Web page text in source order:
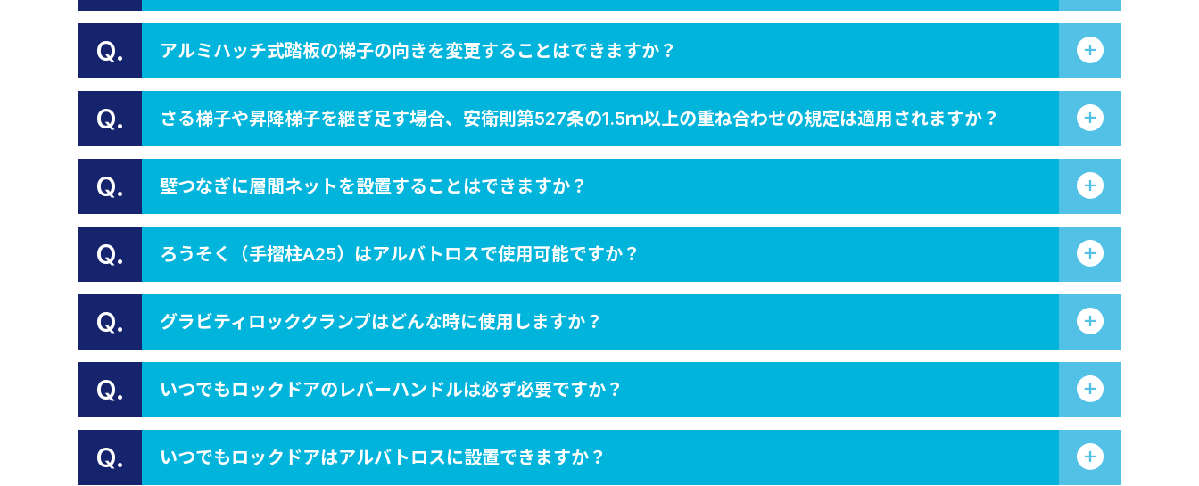
Q. アルミハッチ式踏板の梯子の向きを変更することはできますか？
Q. さる梯子や昇降梯子を継ぎ足す場合、安衛則第527条の1.5ｍ以上の重ね合わせの規定は適用されますか？
Q. 壁つなぎに層間ネットを設置することはできますか？
Q. ろうそく（手摺柱A25）はアルバトロスで使用可能ですか？
Q. グラビティロッククランプはどんな時に使用しますか？
Q. いつでもロックドアのレバーハンドルは必ず必要ですか？
Q. いつでもロックドアはアルバトロスに設置できますか？